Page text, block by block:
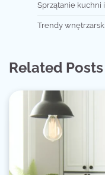
Sprzątanie kuchni i
Trendy
Related Posts